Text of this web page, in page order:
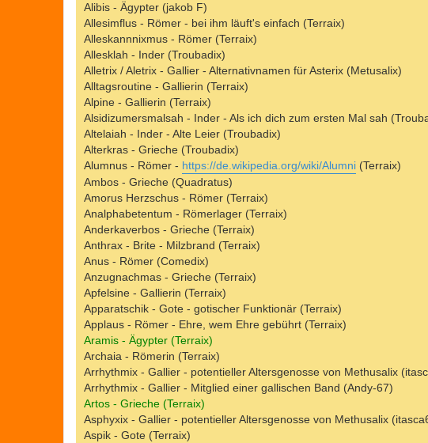
Alibis - Ägypter (jakob F)
Allesimflus - Römer - bei ihm läuft's einfach (Terraix)
Alleskannnixmus - Römer (Terraix)
Allesklah - Inder (Troubadix)
Alletrix / Aletrix - Gallier - Alternativnamen für Asterix (Metusalix)
Alltagsroutine - Gallierin (Terraix)
Alpine - Gallierin (Terraix)
Alsidizumersmalsah - Inder - Als ich dich zum ersten Mal sah
Altelaiah - Inder - Alte Leier (Troubadix)
Alterkras - Grieche (Troubadix)
Alumnus - Römer - https://de.wikipedia.org/wiki/Alumni (Terraix)
Ambos - Grieche (Quadratus)
Amorus Herzschus - Römer (Terraix)
Analphabetentum - Römerlager (Terraix)
Anderkaverbos - Grieche (Terraix)
Anthrax - Brite - Milzbrand (Terraix)
Anus - Römer (Comedix)
Anzugnachmas - Grieche (Terraix)
Apfelsine - Gallierin (Terraix)
Apparatschik - Gote - gotischer Funktionär (Terraix)
Applaus - Römer - Ehre, wem Ehre gebührt (Terraix)
Aramis - Ägypter (Terraix)
Archaia - Römerin (Terraix)
Arrhythmix - Gallier - potentieller Altersgenosse von Methusalix
Arrhythmix - Gallier - Mitglied einer gallischen Band (Andy-67)
Artos - Grieche (Terraix)
Asphyxix - Gallier - potentieller Altersgenosse von Methusalix
Aspik - Gote (Terraix)